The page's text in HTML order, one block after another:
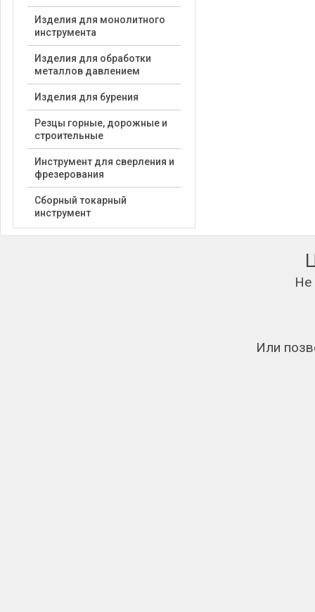
Изделия для монолитного
инструмента
Изделия для обработки
металлов давлением
Изделия для бурения
Резцы горные, дорожные и
строительные
Инструмент для сверления и
фрезерования
Сборный токарный
инструмент
Не
Или